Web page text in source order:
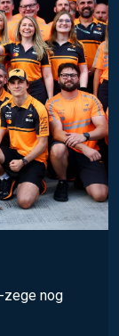
zege nog